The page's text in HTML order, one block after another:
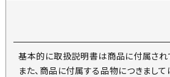
基本的に取扱説明書は商品に付属され
また、商品に付属する品物につきまし